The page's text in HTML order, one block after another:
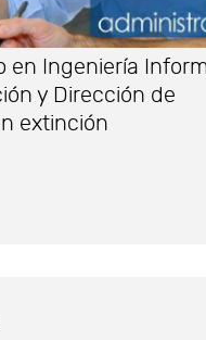
en Ingeniería
y Dirección de
extinción